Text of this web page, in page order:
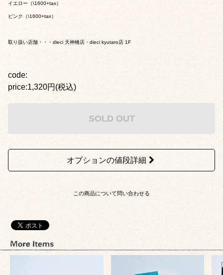
イエロー（\1600+tax）
ピンク（\1600+tax）
取り扱い店舗・・・dieci 天神橋店・dieci kyutaro店 1F
code:
price:1,320円(税込)
SOLD OUT
オプションの値段詳細
この商品について問い合わせる